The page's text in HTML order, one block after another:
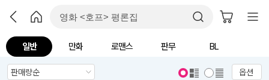
일반 만화 로맨스 판무 BL
옵션